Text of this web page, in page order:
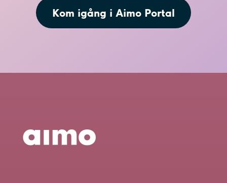
Kom igång i Aimo Portal